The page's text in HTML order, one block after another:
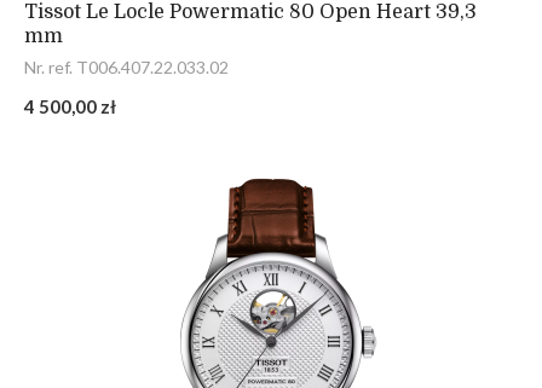
Tissot Le Locle Powermatic 80 Open Heart 39,3
mm
Nr. ref. T006.407.22.033.02
4 500,00 zł